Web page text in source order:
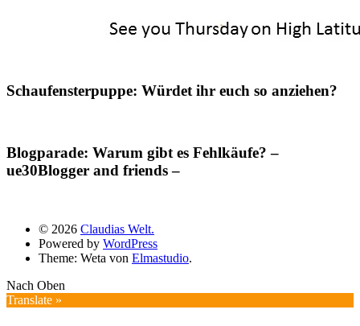
Schaufensterpuppe: Würdet ihr euch so anziehen?
Blogparade: Warum gibt es Fehlkäufe? –
ue30Blogger and friends –
© 2026 Claudias Welt.
Powered by WordPress
Theme: Weta von Elmastudio.
Nach Oben
Translate »